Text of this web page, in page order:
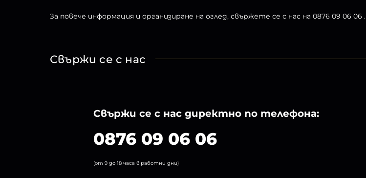
За повече информация и организиране на оглед, свържете се с нас на 0876 09 06 06 .
Свържи се с нас
Свържи се с нас директно по телефона:
0876 09 06 06
(от 9 до 18 часа в работни дни)